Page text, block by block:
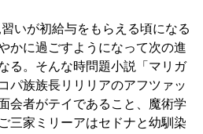
いが初給与をもらえる頃になる
かに過ごすようになって次の進
る。そんな時問題小説「マリガ
パ族族長リリリアのアフツァッ
会者がテイであること、魔術学
三家ミリーアはセドナと幼馴染